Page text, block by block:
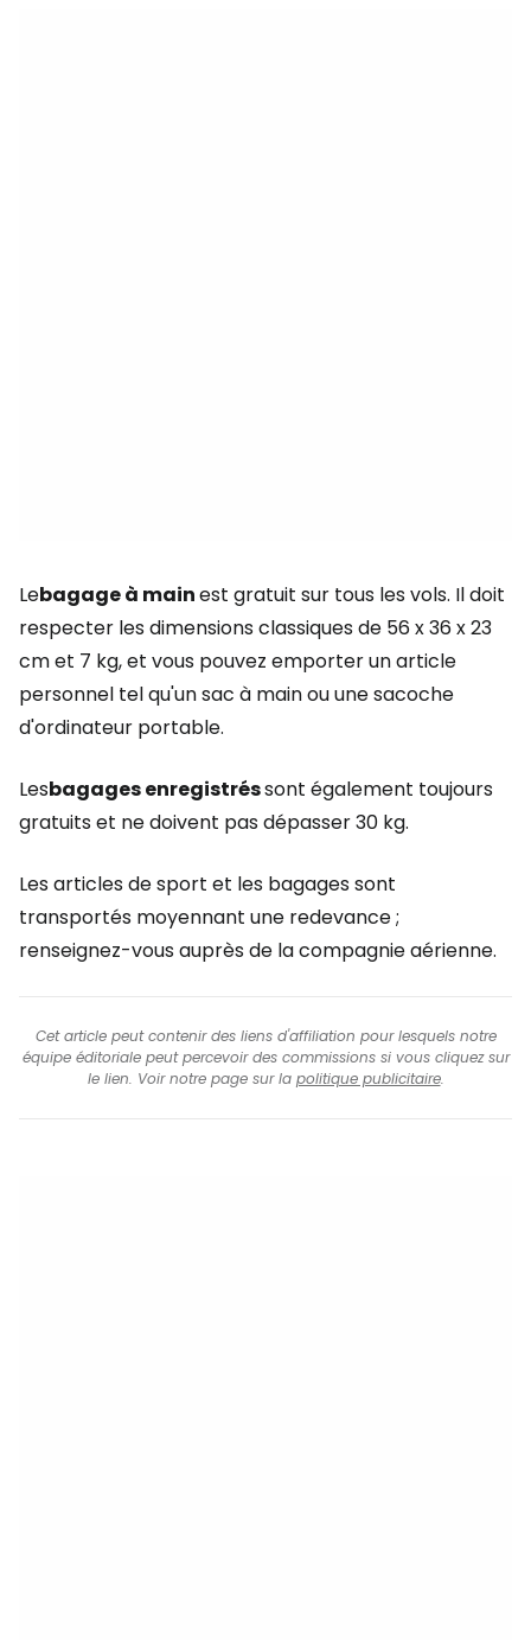
Lebagage à mainest gratuit sur tous les vols. Il doit
respecter les dimensions classiques de 56 x 36 x 23
cm et 7 kg, et vous pouvez emporter un article
personnel tel qu'un sac à main ou une sacoche
d'ordinateur portable.
Lesbagages enregistréssont également toujours
gratuits et ne doivent pas dépasser 30 kg.
Les articles de sport et les bagages sont
transportés moyennant une redevance ;
renseignez-vous auprès de la compagnie aérienne.
Cet article peut contenir des liens d'affiliation pour lesquels notre
équipe éditoriale peut percevoir des commissions si vous cliquez sur
le lien. Voir notre page sur la politique publicitaire.